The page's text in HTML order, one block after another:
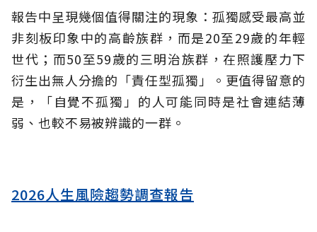
報告中呈現幾個值得關注的現象：孤獨感受最高並
非刻板印象中的高齡族群，而是20至29歲的年輕
世代；而50至59歲的三明治族群，在照護壓力下
衍生出無人分擔的「責任型孤獨」。更值得留意的
是，「自覺不孤獨」的人可能同時是社會連結薄
弱、也較不易被辨識的一群。
2026人生風險趨勢調查報告